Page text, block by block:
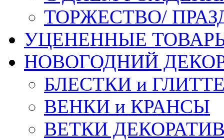
ТОРЖЕСТВО/
УЦЕНЕННЫЕ
НОВОГОДНИЙ
БЛЕСТКИ и
ВЕНКИ и КРАНСЫ
ВЕТКИ